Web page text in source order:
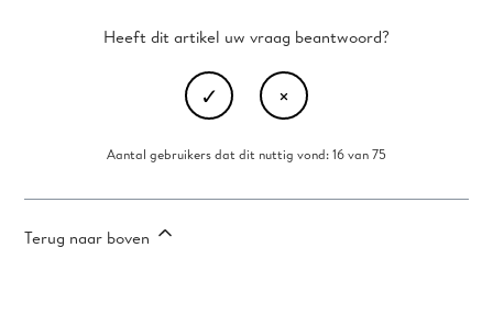
Heeft dit artikel uw vraag beantwoord?
Aantal gebruikers dat dit nuttig vond: 16 van 75
Terug naar boven